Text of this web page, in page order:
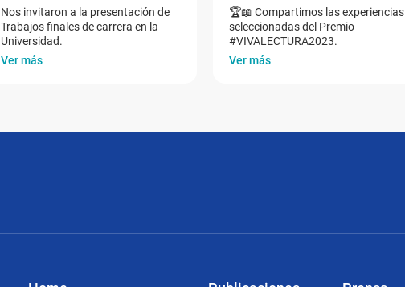
Nos invitaron a la presentación de
Trabajos finales de carrera en la
Universidad.
Ver más
🏆📖 Compartimos las experiencias
seleccionadas del Premio
#VIVALECTURA2023.
Ver más